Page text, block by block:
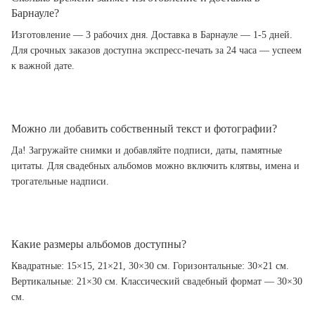
Барнауле?
Изготовление — 3 рабочих дня. Доставка в Барнауле — 1-5 дней.
Для срочных заказов доступна экспресс-печать за 24 часа — успеем
к важной дате.
Можно ли добавить собственный текст и фотографии?
Да! Загружайте снимки и добавляйте подписи, даты, памятные
цитаты. Для свадебных альбомов можно включить клятвы, имена и
трогательные надписи.
Какие размеры альбомов доступны?
Квадратные: 15×15, 21×21, 30×30 см. Горизонтальные: 30×21 см.
Вертикальные: 21×30 см. Классический свадебный формат — 30×30
см.